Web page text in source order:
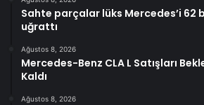
Sahte parçalar lüks Mercedes’i 62
uğrattı
Ağustos 8, 2026
Mercedes-Benz CLA L Satışları
Kaldı
Ağustos 8, 2026